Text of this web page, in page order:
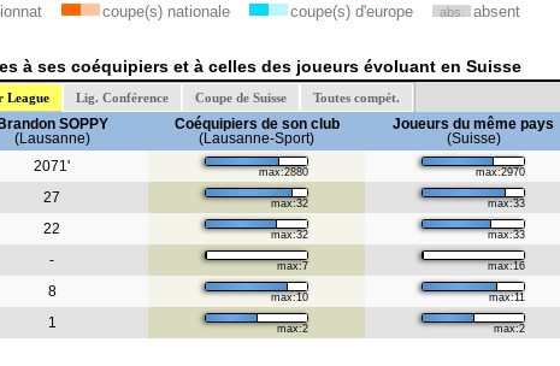
coupe(s) nationale coupe(s) d'europe abs. absent
à ses coéquipiers et à celles des joueurs évoluant en Suisse
League Lig. Conférence Coupe de Suisse Toutes compét.
Brandon SOPPY
(Lausanne)
Coéquipiers de son club
(Lausanne-Sport)
Joueurs du même pays
(Suisse)
2071' max:2880 max:2970
27 max:32 max:33
22 max:32 max:33
- max:7 max:16
8 max:10 max:11
1 max:2 max:2